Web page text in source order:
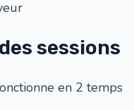
sessions
en 2 temps